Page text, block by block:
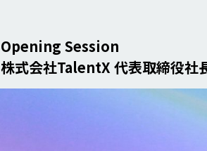
Opening Session
株式会社TalentX 代表取締役社